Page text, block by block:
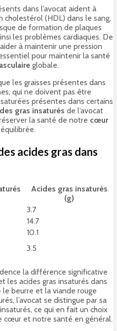
dans l’avocat aident à
(HDL) dans le sang,
de formation de plaques
les problèmes cardiaques. De
à maintenir une pression
pour maintenir la santé
globale.
les graisses présentes dans
qui ne doivent pas être
présentes dans certains
gras insaturés de l’avocat
la santé de notre cœur
acides gras dans
Acides gras insaturés
(g)
3.7
14.7
10.1
3.5
la différence significative
les acides gras insaturés dans
beurre et la viande rouge
l’avocat se distingue par sa
ce qui en fait un choix
cœur et notre santé en général.